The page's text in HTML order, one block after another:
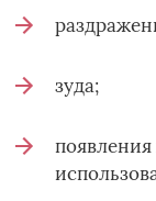
зуда;